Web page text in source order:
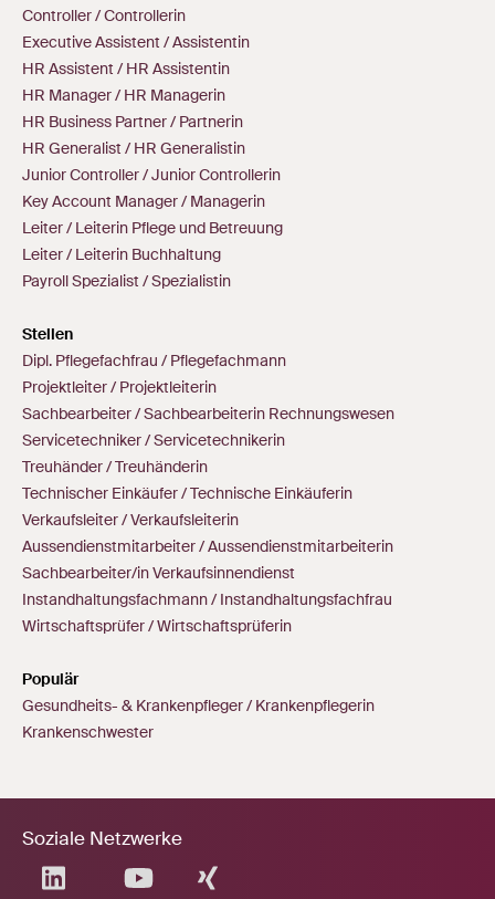
Controller / Controllerin
Executive Assistent / Assistentin
HR Assistent / HR Assistentin
HR Manager / HR Managerin
HR Business Partner / Partnerin
HR Generalist / HR Generalistin
Junior Controller / Junior Controllerin
Key Account Manager / Managerin
Leiter / Leiterin Pflege und Betreuung
Leiter / Leiterin Buchhaltung
Payroll Spezialist / Spezialistin
Stellen
Dipl. Pflegefachfrau / Pflegefachmann
Projektleiter / Projektleiterin
Sachbearbeiter / Sachbearbeiterin Rechnungswesen
Servicetechniker / Servicetechnikerin
Treuhänder / Treuhänderin
Technischer Einkäufer / Technische Einkäuferin
Verkaufsleiter / Verkaufsleiterin
Aussendienstmitarbeiter / Aussendienstmitarbeiterin
Sachbearbeiter/in Verkaufsinnendienst
Instandhaltungsfachmann / Instandhaltungsfachfrau
Wirtschaftsprüfer / Wirtschaftsprüferin
Populär
Gesundheits- & Krankenpfleger / Krankenpflegerin
Krankenschwester
Soziale Netzwerke